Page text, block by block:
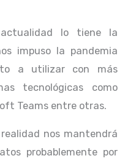
lo tiene la
impuso la pandemia
a utilizar con más
tecnológicas como
Teams entre otras.
nos mantendrá
probablemente por